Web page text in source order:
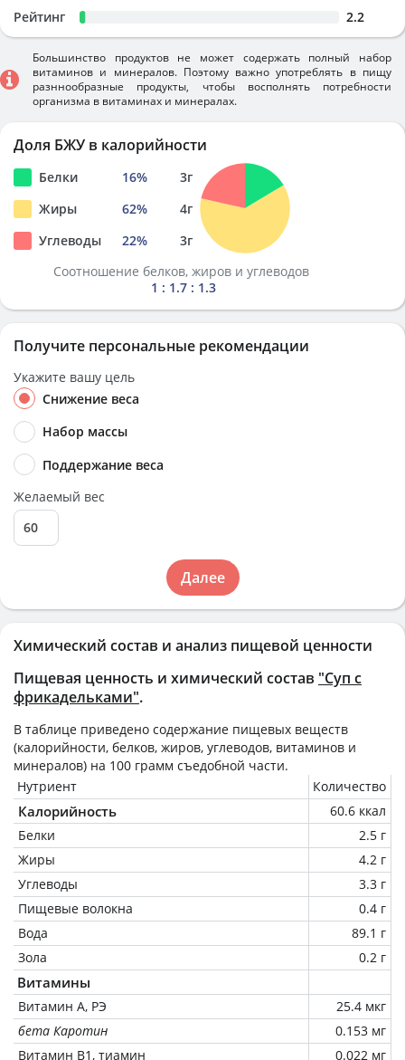
Химический состав и анализ пищевой ценности
Пищевая ценность и химический состав "Суп с
фрикадельками".
В таблице приведено содержание пищевых веществ
(калорийности, белков, жиров, углеводов, витаминов и
минералов) на 100 грамм съедобной части.
Нутриент
Количество
Калорийность
60.6 ккал
Белки
2.5 г
Жиры
4.2 г
Углеводы
3.3 г
Пищевые волокна
0.4 г
Вода
89.1 г
Зола
0.2 г
Витамины
Витамин А, РЭ
25.4 мкг
бета Каротин
0.153 мг
Витамин В1, тиамин
0.022 мг
Рейтинг 2.2
Большинство продуктов не может содержать полный набор
витаминов и минералов. Поэтому важно употреблять в пищу
разннообразные продукты, чтобы восполнять потребности
организма в витаминах и минералах.
Доля БЖУ в калорийности
Белки 16% 3г
Жиры
62% 4г
Углеводы
22% 3г
Соотношение белков, жиров и углеводов
1 : 1.7 : 1.3
Получите персональные рекомендации
Укажите вашу цель
Снижение веса
Набор массы
Поддержание веса
Желаемый вес
Далее